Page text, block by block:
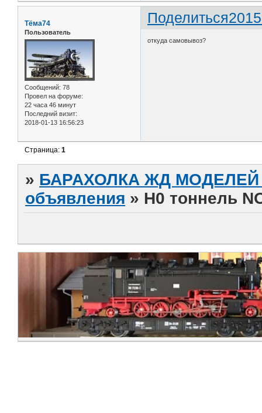
Поделиться
Тёма74
Пользователь
Сообщений: 78
Провел на форуме:
22 часа 46 минут
Последний визит:
2018-01-13 16:56:23
откуда самовывоз?
Страница:1
» БАРАХОЛКА ЖД МОДЕЛЕЙ
объявления » H0 тоннель